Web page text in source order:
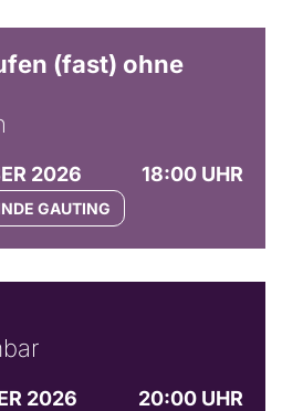
(fast) ohne
2026 18:00 UHR
GAUTING
2026
20:00 UHR